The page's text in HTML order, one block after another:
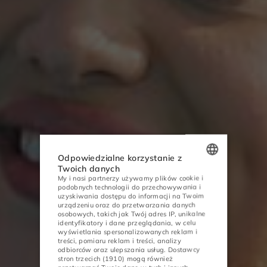
POLISH
ENGLISH
GERMAN
CZECH
Odpowiedzialne korzystanie z
Twoich danych
My i nasi partnerzy używamy plików cookie i
podobnych technologii do przechowywania i
uzyskiwania dostępu do informacji na Twoim
urządzeniu oraz do przetwarzania danych
osobowych, takich jak Twój adres IP, unikalne
identyfikatory i dane przeglądania, w celu
wyświetlania spersonalizowanych reklam i
treści, pomiaru reklam i treści, analizy
odbiorców oraz ulepszania usług. Dostawcy
stron trzecich (1910) mogą również